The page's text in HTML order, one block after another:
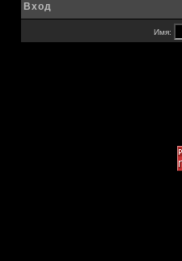
Вход
Имя: